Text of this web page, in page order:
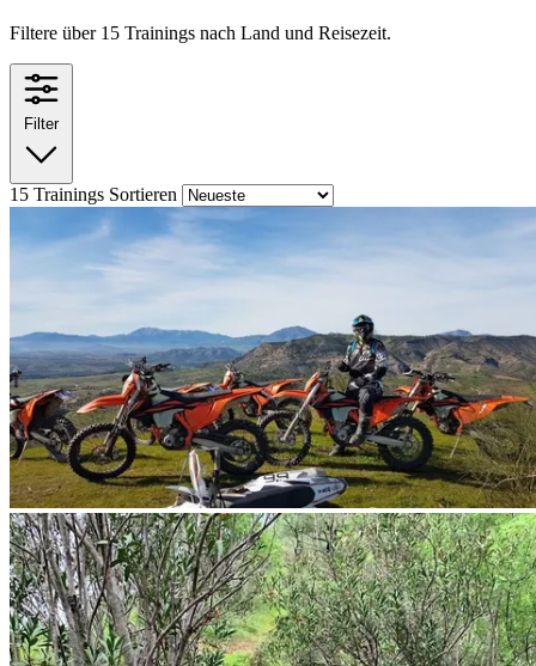
Filtere über 15 Trainings nach Land und Reisezeit.
Filter
15 Trainings Sortieren